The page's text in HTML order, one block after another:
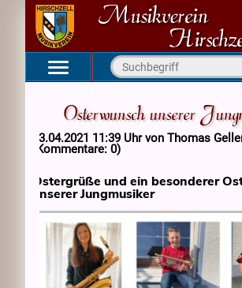
überspringen
Aktuell
Verein
Kapellen
Kontakt
Osterwunsch unserer
03.04.2021 11:39 Uhrvon Thomas
(Kommentare: 0)
Ostergrüße und ein besonderer
unserer Jungmusiker